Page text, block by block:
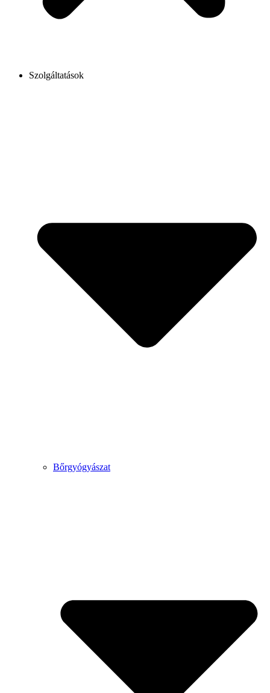
Szolgáltatások
Bőrgyógyászat